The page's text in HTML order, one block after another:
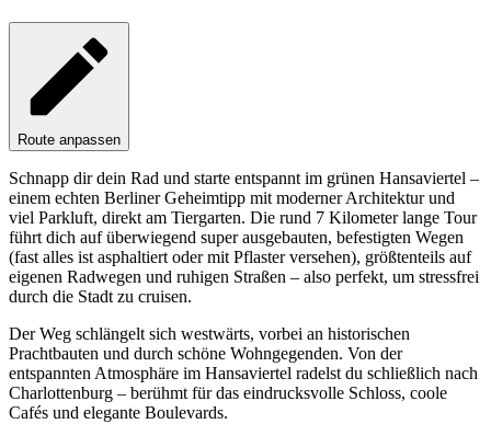
Route anpassen
Schnapp dir dein Rad und starte entspannt im grünen Hansaviertel –
einem echten Berliner Geheimtipp mit moderner Architektur und
viel Parkluft, direkt am Tiergarten. Die rund 7 Kilometer lange Tour
führt dich auf überwiegend super ausgebauten, befestigten Wegen
(fast alles ist asphaltiert oder mit Pflaster versehen), größtenteils auf
eigenen Radwegen und ruhigen Straßen – also perfekt, um stressfrei
durch die Stadt zu cruisen.
Der Weg schlängelt sich westwärts, vorbei an historischen
Prachtbauten und durch schöne Wohngegenden. Von der
entspannten Atmosphäre im Hansaviertel radelst du schließlich nach
Charlottenburg – berühmt für das eindrucksvolle Schloss, coole
Cafés und elegante Boulevards.